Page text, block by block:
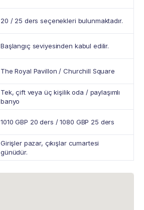
20 / 25 ders seçenekleri bulunmaktadır.
Başlangıç seviyesinden kabul edilir.
The Royal Pavillon / Churchill Square
Tek, çift veya üç kişilik oda / paylaşımlı
banyo
1010 GBP 20 ders / 1080 GBP 25 ders
Girişler pazar, çıkışlar cumartesi
günüdür.